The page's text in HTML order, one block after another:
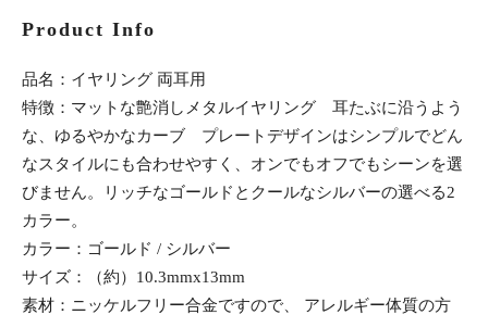
Product Info
品名：イヤリング 両耳用
特徴：マットな艶消しメタルイヤリング 耳たぶに沿うよう
な、ゆるやかなカーブ プレートデザインはシンプルでどん
なスタイルにも合わせやすく、オンでもオフでもシーンを選
びません。リッチなゴールドとクールなシルバーの選べる2
カラー。
カラー：ゴールド / シルバー
サイズ：（約）10.3mmx13mm
素材：ニッケルフリー合金ですので、 アレルギー体質の方